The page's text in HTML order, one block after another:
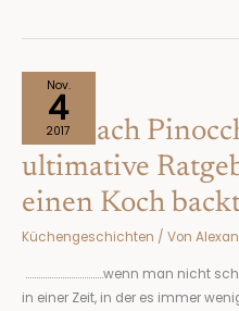
Nov.
4
2017
Frei nach
ultimative
einen Koch
Küchengeschichten / Von
………………………………wenn man nicht
in einer Zeit, in der es immer
nach
Pinocchio.
Der
ultimative
Ratgeber,
sich
einen